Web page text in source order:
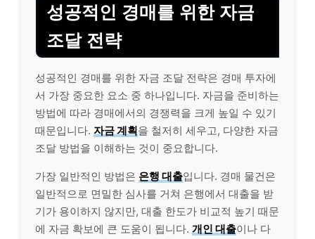
성공적인 경매를 위한 자금
조달 전략
성공적인 경매를 위한 자금 조달 전략은 경매 투자에
서 가장 중요한 요소 중 하나입니다. 자금을 준비하는
방법에 따라 경매에서의 경쟁력을 크게 높일 수 있기
때문입니다. 자금 계획을 철저히 세우고, 다양한 자금
조달 방법을 이해하는 것이 중요합니다.
가장 일반적인 방법은 은행 대출입니다. 경매 물건은
일반적으로 면밀한 심사를 거쳐 은행에서 대출을 받
기가 용이하지 않지만, 대출 한도가 비교적 높기 때문
에 자금 확보에 큰 도움이 됩니다. 개인 대출이나 다